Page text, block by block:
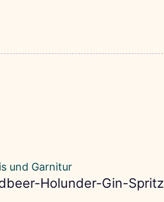
Holunder-Gin-Spritz